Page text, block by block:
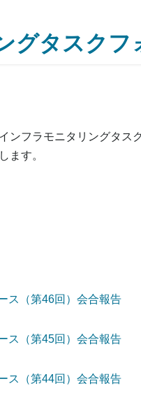
グタスクフ
フラモニタリングタス
ます。
ス（第46回）会合報告
ス（第45回）会合報告
ス（第44回）会合報告